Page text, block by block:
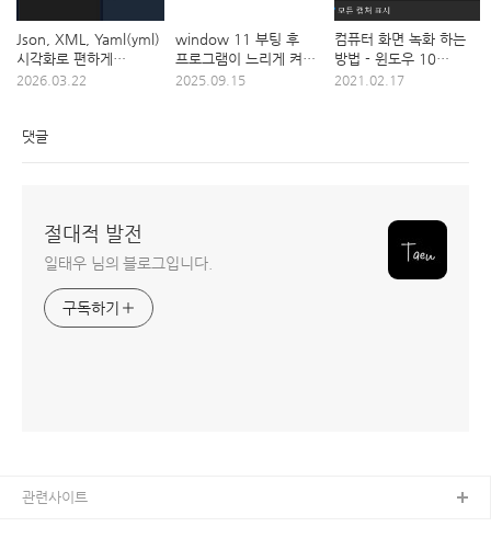
Json, XML, Yaml(yml)
시각화로 편하게
작업하기
2026.03.22
window 11 부팅 후
프로그램이 느리게 켜질
때
2025.09.15
컴퓨터 화면 녹화 하는
방법 - 윈도우 10
기본기능
2021.02.17
댓글
절대적 발전
일태우 님의 블로그입니다.
구독하기
관련사이트